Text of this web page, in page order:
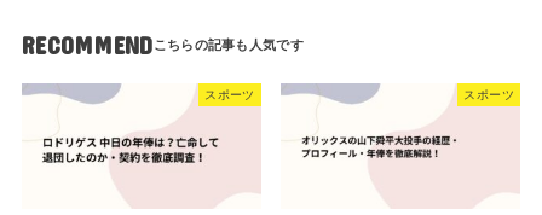
RECOMMEND
スポーツ スポーツ